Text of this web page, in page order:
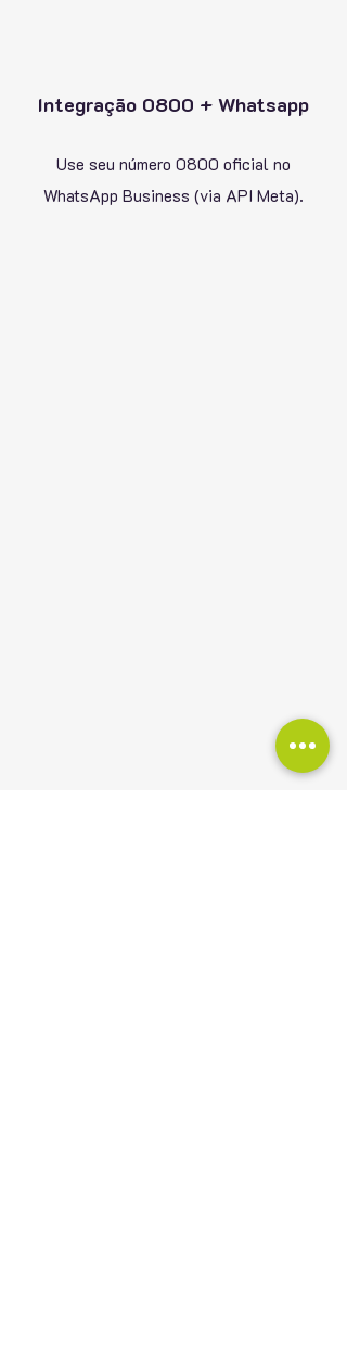
Integração 0800 + Whatsapp
Use seu número 0800 oficial no
WhatsApp Business (via API Meta).